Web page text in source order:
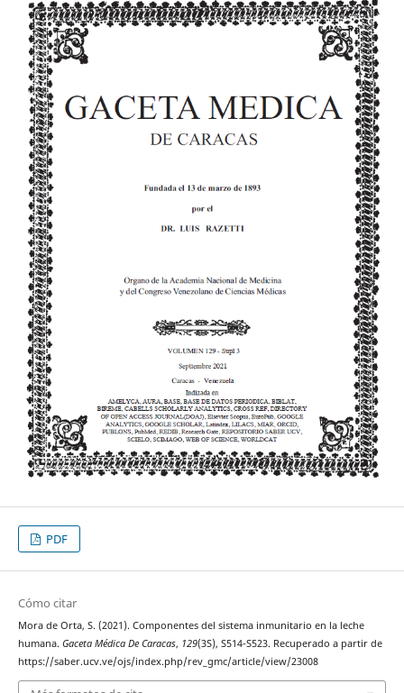
PDF
Cómo citar
Mora de Orta, S. (2021). Componentes del sistema inmunitario en la leche
humana. Gaceta Médica De Caracas, 129(3S), S514-S523. Recuperado a partir de
https://saber.ucv.ve/ojs/index.php/rev_gmc/article/view/23008